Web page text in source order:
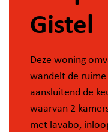
Gistel
Deze woning
wandelt de
aansluitend de
waarvan 2
met lavabo,